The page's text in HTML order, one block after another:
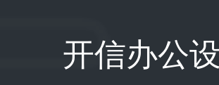
开信办公